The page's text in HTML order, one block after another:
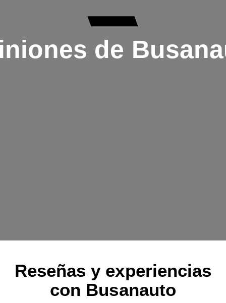
de
Reseñas y experiencias
con Busanauto